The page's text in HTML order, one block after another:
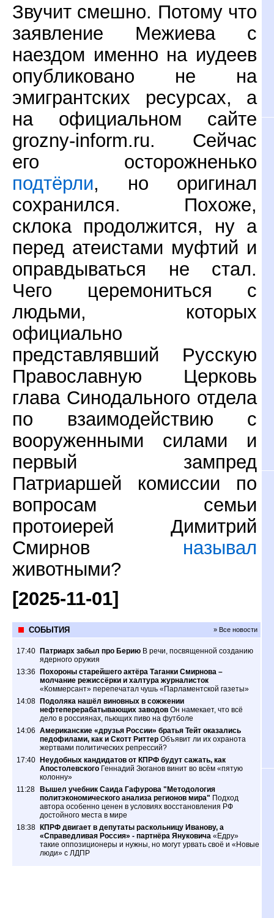
Звучит смешно. Потому что
заявление Межиева с
наездом именно на иудеев
опубликовано не на
эмигрантских ресурсах, а
на официальном сайте
grozny-inform.ru. Сейчас
его осторожненько
подтёрли, но оригинал
сохранился. Похоже,
склока продолжится, ну а
перед атеистами муфтий и
оправдываться не стал.
Чего церемониться с
людьми, которых
официально
представлявший Русскую
Православную Церковь
глава Синодального отдела
по взаимодействию с
вооруженными силами и
первый зампред
Патриаршей комиссии по
вопросам семьи
протоиерей Димитрий
Смирнов называл
животными?
[2025-11-01]
СОБЫТИЯ » Все новости
17:40 Патриарх забыл про Берию В речи, посвященной созданию
ядерного оружия
13:36 Похороны старейшего актёра Таганки Смирнова –
молчание режиссёрки и халтура журналисток
«Коммерсант» перепечатал чушь «Парламентской газеты»
14:08 Подоляка нашёл виновных в сожжении
нефтеперерабатывающих заводов Он намекает, что всё
дело в россиянах, пьющих пиво на футболе
14:06 Американские «друзья России» братья Тейт оказались
педофилами, как и Скотт Риттер Объявит ли их охранота
жертвами политических репрессий?
17:40 Неудобных кандидатов от КПРФ будут сажать, как
Апостолевского Геннадий Зюганов винит во всём «пятую
колонну»
11:28 Вышел учебник Саида Гафурова "Методология
политэкономического анализа регионов мира" Подход
автора особенно ценен в условиях восстановления РФ
достойного места в мире
18:38 КПРФ двигает в депутаты раскольницу Иванову, а
«Справедливая Россия» - партнёра Януковича «Едру»
такие оппозиционеры и нужны, но могут урвать своё и «Новые
люди» с ЛДПР